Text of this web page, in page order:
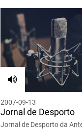
2007-09-13
Jornal de Desporto
Jornal de Desporto da